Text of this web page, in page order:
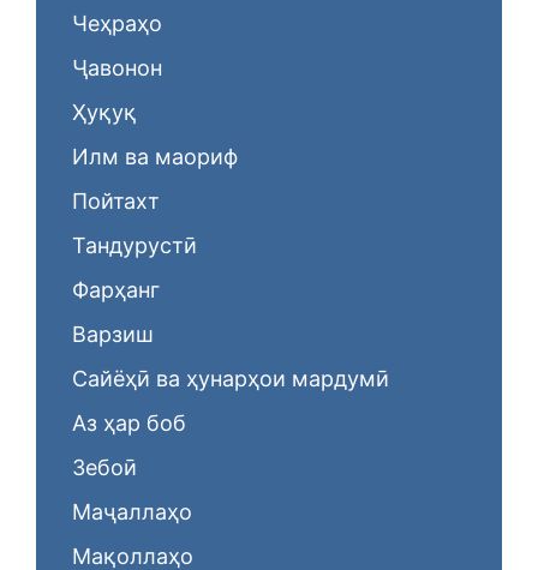
Чеҳраҳо
Ҷавонон
Ҳуқуқ
Илм ва маориф
Пойтахт
Тандурустӣ
Фарҳанг
Варзиш
Сайёҳӣ ва ҳунарҳои мардумӣ
Аз ҳар боб
Зебоӣ
Маҷаллаҳо
Мақоллаҳо